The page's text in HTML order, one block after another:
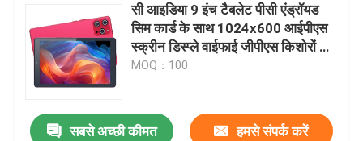
सी आइडिया 9 इंच टैबलेट पीसी एंड्रॉयड
सिम कार्ड के साथ 1024x600 आईपीएस
स्क्रीन डिस्प्ले वाईफाई जीपीएस किशोरों के
लिए छात्र सीएम 915
MOQ：100
सबसे अच्छी कीमत हमसे संपर्क करें